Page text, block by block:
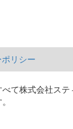
リシー
て株式会社ステ